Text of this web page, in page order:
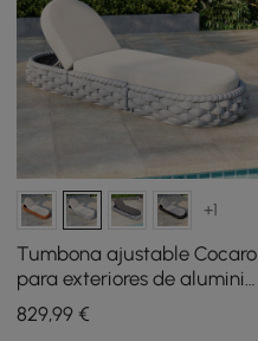
+1
Tumbona ajustable Cocaro
para exteriores de aluminio
y cuerda trenzada en gris y
blanco
829,99 €